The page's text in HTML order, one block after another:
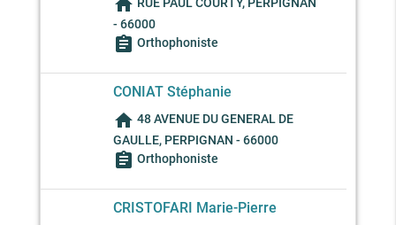
home RUE PAUL COURTY, PERPIGNAN
- 66000
assignment Orthophoniste
CONIAT Stéphanie
home 48 AVENUE DU GENERAL DE
GAULLE, PERPIGNAN - 66000
assignment Orthophoniste
CRISTOFARI Marie-Pierre